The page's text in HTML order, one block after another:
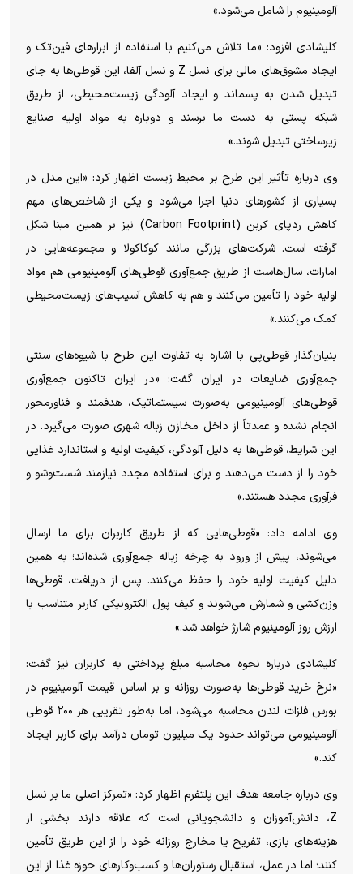
آلومینیوم را شامل می‌شود.»
کلیشادی افزود: «ما تلاش می‌کنیم با استفاده از ابزار‌های فین‌تک و
ایجاد مشوق‌های مالی برای نسل Z و نسل آلفا، این قوطی‌ها به جای
تبدیل شدن به پسماند و ایجاد آلودگی زیست‌محیطی، از طریق
شبکه پستی به دست ما برسند و دوباره به مواد اولیه صنایع
زیرساختی تبدیل شوند.»
وی درباره تأثیر این طرح بر محیط زیست اظهار کرد: «این مدل در
بسیاری از کشور‌های دنیا اجرا می‌شود و یکی از شاخص‌های مهم
کاهش ردپای کربن (Carbon Footprint) نیز بر همین مبنا شکل
گرفته است. شرکت‌های بزرگی مانند کوکاکولا و مجموعه‌هایی در
امارات، سال‌هاست از طریق جمع‌آوری قوطی‌های آلومینیومی هم مواد
اولیه خود را تأمین می‌کنند و هم به کاهش آسیب‌های زیست‌محیطی
کمک می‌کنند.»
بنیان‌گذار قوطی‌پی با اشاره به تفاوت این طرح با شیوه‌های سنتی
جمع‌آوری ضایعات در ایران گفت: «در ایران تاکنون جمع‌آوری
قوطی‌های آلومینیومی به‌صورت سیستماتیک، هدفمند و فناورمحور
انجام نشده و عمدتاً از داخل مخازن زباله شهری صورت می‌گیرد. در
این شرایط، قوطی‌ها به دلیل آلودگی، کیفیت اولیه و استاندارد غذایی
خود را از دست می‌دهند و برای استفاده مجدد نیازمند شست‌وشو و
فرآوری مجدد هستند.»
وی ادامه داد: «قوطی‌هایی که از طریق کاربران برای ما ارسال
می‌شوند، پیش از ورود به چرخه زباله جمع‌آوری شده‌اند؛ به همین
دلیل کیفیت اولیه خود را حفظ می‌کنند. پس از دریافت، قوطی‌ها
وزن‌کشی و شمارش می‌شوند و کیف پول الکترونیکی کاربر متناسب با
ارزش روز آلومینیوم شارژ خواهد شد.»
کلیشادی درباره نحوه محاسبه مبلغ پرداختی به کاربران نیز گفت:
«نرخ خرید قوطی‌ها به‌صورت روزانه و بر اساس قیمت آلومینیوم در
بورس فلزات لندن محاسبه می‌شود، اما به‌طور تقریبی هر ۲۰۰ قوطی
آلومینیومی می‌تواند حدود یک میلیون تومان درآمد برای کاربر ایجاد
کند.»
وی درباره جامعه هدف این پلتفرم اظهار کرد: «تمرکز اصلی ما بر نسل
Z، دانش‌آموزان و دانشجویانی است که علاقه دارند بخشی از
هزینه‌های بازی، تفریح یا مخارج روزانه خود را از این طریق تأمین
کنند؛ اما در عمل، استقبال رستوران‌ها و کسب‌وکار‌های حوزه غذا از این